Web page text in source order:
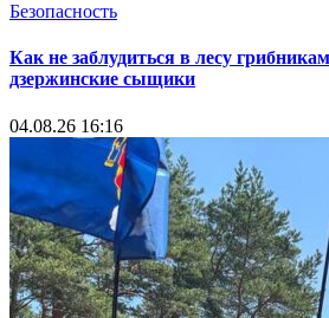
Безопасность
Как не заблудиться в лесу
дзержинские сыщики
04.08.26 16:16